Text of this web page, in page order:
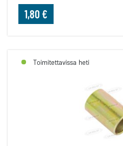
1,80 €
Toimitettavissa heti